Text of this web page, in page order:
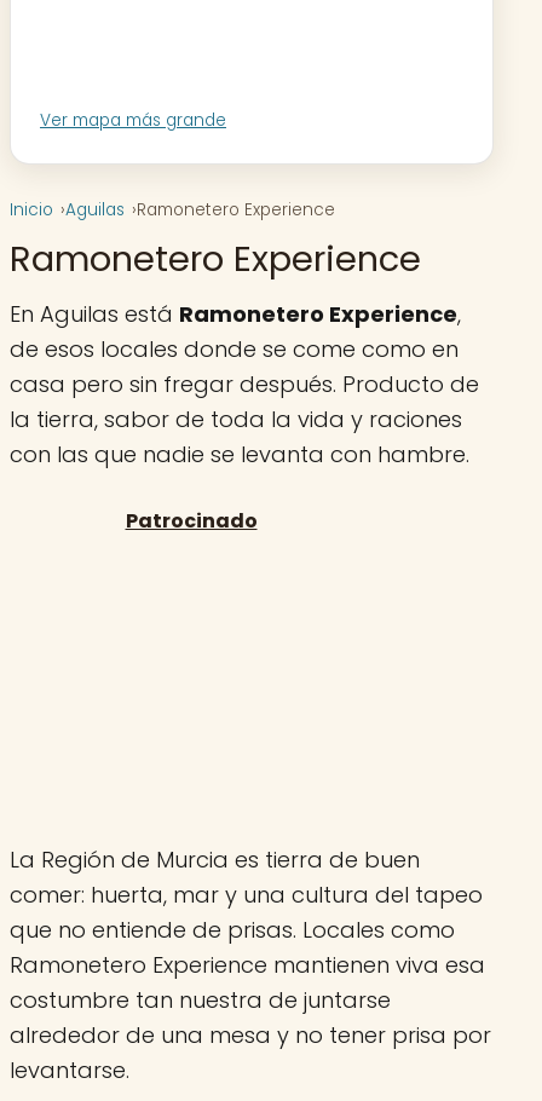
Ver mapa más grande
Inicio Aguilas Ramonetero Experience
Ramonetero Experience
En Aguilas está Ramonetero Experience,
de esos locales donde se come como en
casa pero sin fregar después. Producto de
la tierra, sabor de toda la vida y raciones
con las que nadie se levanta con hambre.
La Región de Murcia es tierra de buen
comer: huerta, mar y una cultura del tapeo
que no entiende de prisas. Locales como
Ramonetero Experience mantienen viva esa
costumbre tan nuestra de juntarse
alrededor de una mesa y no tener prisa por
levantarse.